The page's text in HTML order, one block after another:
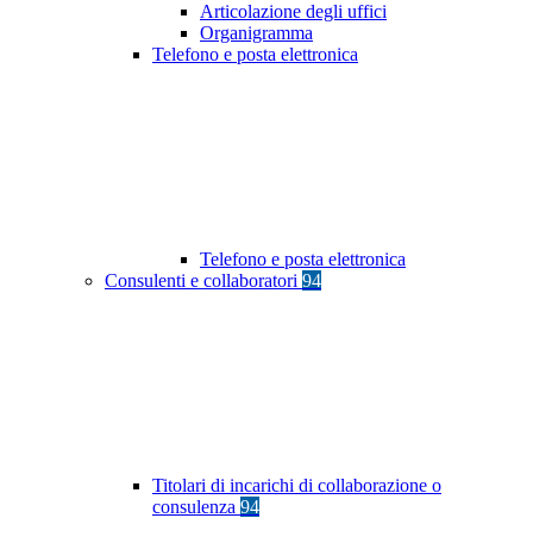
Articolazione degli uffici
Organigramma
Telefono e posta elettronica
Telefono e posta elettronica
Consulenti e collaboratori 94
Titolari di incarichi di collaborazione o
consulenza 94